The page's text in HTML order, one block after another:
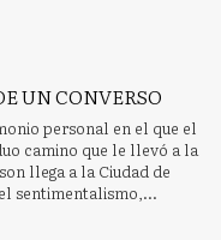
UN CONVERSO
personal en el que el
camino que le llevó a la
llega a la Ciudad de
sentimentalismo,...